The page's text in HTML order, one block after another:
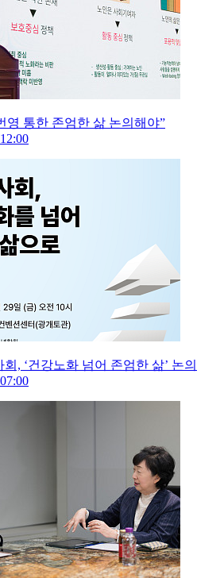
영 통한 존엄한 삶 논의해야”
, ‘건강노화 넘어 존엄한 삶’ 논의